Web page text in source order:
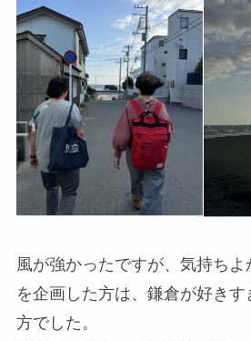
風が強かったですが、気持ち
を企画した方は、鎌倉が好き
方でした。